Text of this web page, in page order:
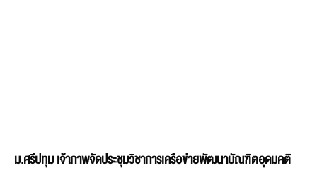
ม.ศรีปทุม เจ้าภาพจัดประชุมวิชาการเครือข่ายพัฒนาบัณฑิตอุดมคติ